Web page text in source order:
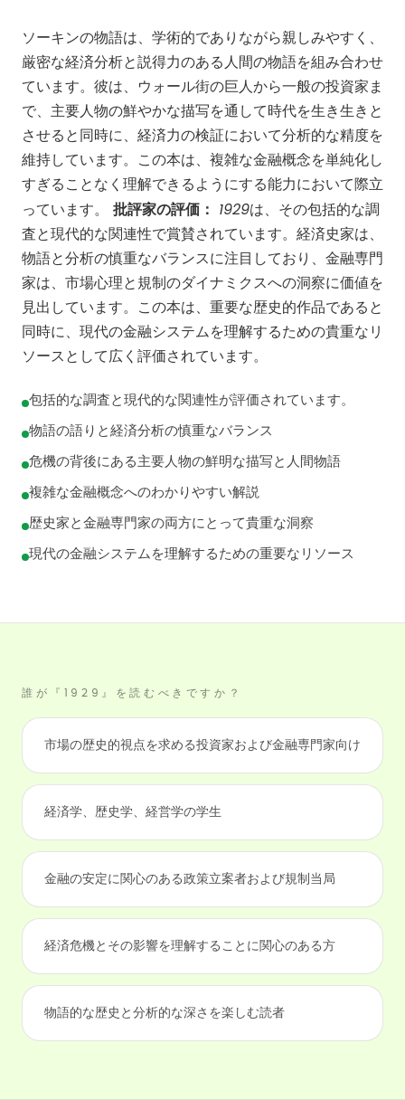
ソーキンの物語は、学術的でありながら親しみやすく、
厳密な経済分析と説得力のある人間の物語を組み合わせ
ています。彼は、ウォール街の巨人から一般の投資家ま
で、主要人物の鮮やかな描写を通して時代を生き生きと
させると同時に、経済力の検証において分析的な精度を
維持しています。この本は、複雑な金融概念を単純化し
すぎることなく理解できるようにする能力において際立
っています。 批評家の評価： 1929は、その包括的な調
査と現代的な関連性で賞賛されています。経済史家は、
物語と分析の慎重なバランスに注目しており、金融専門
家は、市場心理と規制のダイナミクスへの洞察に価値を
見出しています。この本は、重要な歴史的作品であると
同時に、現代の金融システムを理解するための貴重なリ
ソースとして広く評価されています。
包括的な調査と現代的な関連性が評価されています。
物語の語りと経済分析の慎重なバランス
危機の背後にある主要人物の鮮明な描写と人間物語
複雑な金融概念へのわかりやすい解説
歴史家と金融専門家の両方にとって貴重な洞察
現代の金融システムを理解するための重要なリソース
誰が『1929』を読むべきですか？
市場の歴史的視点を求める投資家および金融専門家向け
経済学、歴史学、経営学の学生
金融の安定に関心のある政策立案者および規制当局
経済危機とその影響を理解することに関心のある方
物語的な歴史と分析的な深さを楽しむ読者